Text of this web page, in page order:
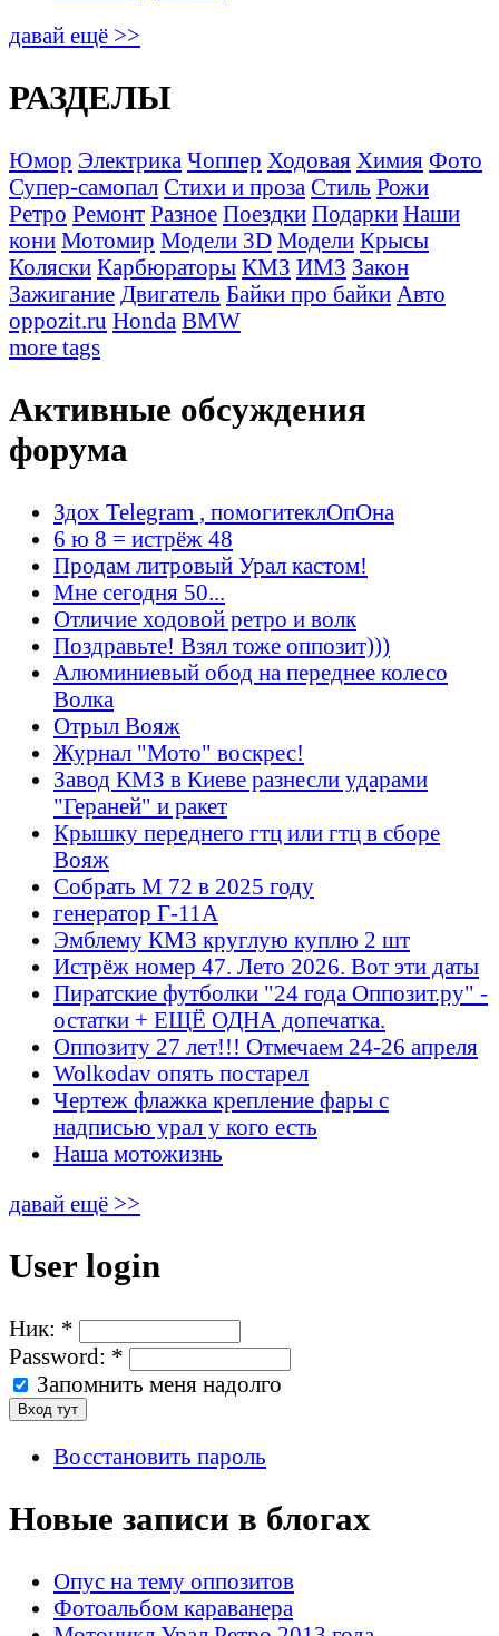
давай ещё >>
РАЗДЕЛЫ
Юмор Электрика Чоппер Ходовая Химия Фото
Супер-самопал Стихи и проза Стиль Рожи
Ретро Ремонт Разное Поездки Подарки Наши
кони Мотомир Модели 3D Модели Крысы
Коляски Карбюраторы КМЗ ИМЗ Закон
Зажигание Двигатель Байки про байки Авто
oppozit.ru Honda BMW
more tags
Активные обсуждения
форума
Здох Telegram , помогитеклОпОна
6 ю 8 = истрёж 48
Продам литровый Урал кастом!
Мне сегодня 50...
Отличие ходовой ретро и волк
Поздравьте! Взял тоже оппозит)))
Алюминиевый обод на переднее колесо
Волка
Отрыл Вояж
Журнал "Мото" воскрес!
Завод КМЗ в Киеве разнесли ударами
"Гераней" и ракет
Крышку переднего гтц или гтц в сборе
Вояж
Собрать М 72 в 2025 году
генератор Г-11А
Эмблему КМЗ круглую куплю 2 шт
Истрёж номер 47. Лето 2026. Вот эти даты
Пиратские футболки "24 года Оппозит.ру" -
остатки + ЕЩЁ ОДНА допечатка.
Оппозиту 27 лет!!! Отмечаем 24-26 апреля
Wolkodav опять постарел
Чертеж флажка крепление фары с
надписью урал у кого есть
Наша мотожизнь
давай ещё >>
User login
Ник: *
Password: *
Запомнить меня надолго
Восстановить пароль
Новые записи в блогах
Опус на тему оппозитов
Фотоальбом караванера